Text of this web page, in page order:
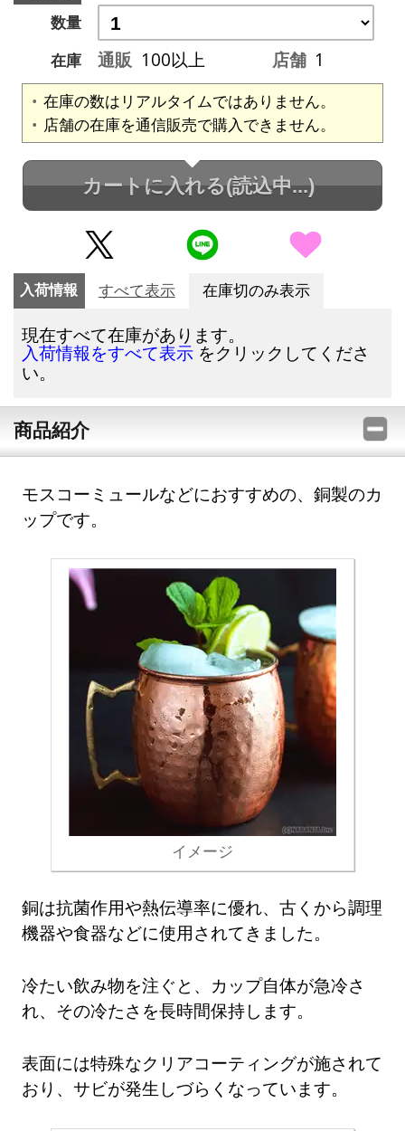
数量
在庫
通販 100以上 店舗 1
在庫の数はリアルタイムではありません。
店舗の在庫を通信販売で購入できません。
カートに入れる(読込中...)
入荷情報 すべて表示 在庫切のみ表示
現在すべて在庫があります。
入荷情報をすべて表示 をクリックしてくださ
い。
商品紹介
モスコーミュールなどにおすすめの、銅製のカ
ップです。
イメージ
銅は抗菌作用や熱伝導率に優れ、古くから調理
機器や食器などに使用されてきました。
冷たい飲み物を注ぐと、カップ自体が急冷さ
れ、その冷たさを長時間保持します。
表面には特殊なクリアコーティングが施されて
おり、サビが発生しづらくなっています。